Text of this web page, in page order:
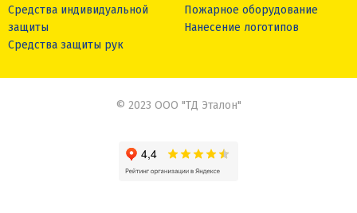
Средства индивидуальной
защиты
Средства защиты рук
Пожарное оборудование
Нанесение логотипов
© 2023 ООО "ТД Эталон"